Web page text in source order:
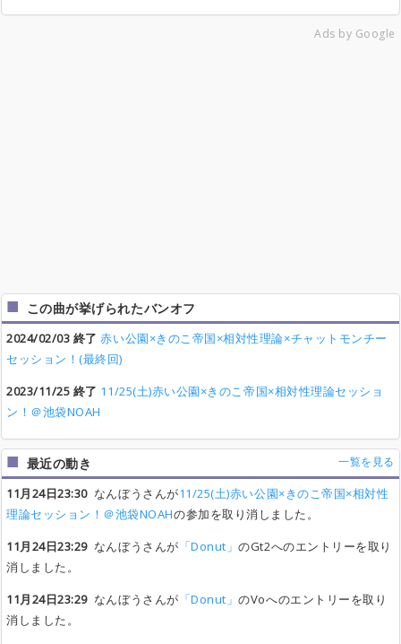
Ads by Google
この曲が挙げられたバンオフ
2024/02/03 終了 赤い公園×きのこ帝国×相対性理論×チャットモンチー
セッション！(最終回)
2023/11/25 終了 11/25(土)赤い公園×きのこ帝国×相対性理論セッショ
ン！＠池袋NOAH
最近の動き 一覧を見る
11月24日23:30なんぼうさんが11/25(土)赤い公園×きのこ帝国×相対性
理論セッション！＠池袋NOAHの参加を取り消しました。
11月24日23:29なんぼうさんが 「Donut」のGt2へのエントリーを取り
消しました。
11月24日23:29なんぼうさんが 「Donut」のVoへのエントリーを取り
消しました。